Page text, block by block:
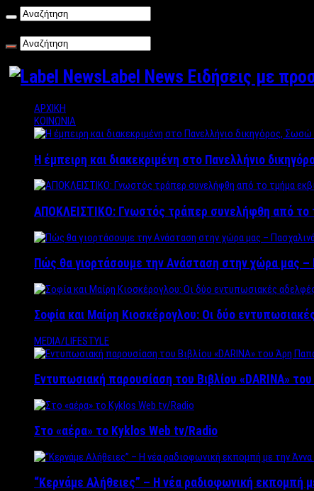
Label News Ειδήσεις με
ΑΡΧΙΚΗ
ΚΟΙΝΩΝΙΑ
Η έμπειρη και διακεκριμένη στο Πανελλήνιο
ΑΠΟΚΛΕΙΣΤΙΚΟ: Γνωστός τράπερ συνελήφθη από το
Πώς θα γιορτάσουμε την Ανάσταση στην χώρα μας
Σοφία και Μαίρη Κιοσκέρογλου: Οι δύο
MEDIA/LIFESTYLE
Εντυπωσιακή παρουσίαση του Βιβλίου «DARINA»
Στο «αέρα» το Kyklos Web tv/Radio
“Kερνάμε Αλήθειες” – Η νέα ραδιοφωνική εκπομπή